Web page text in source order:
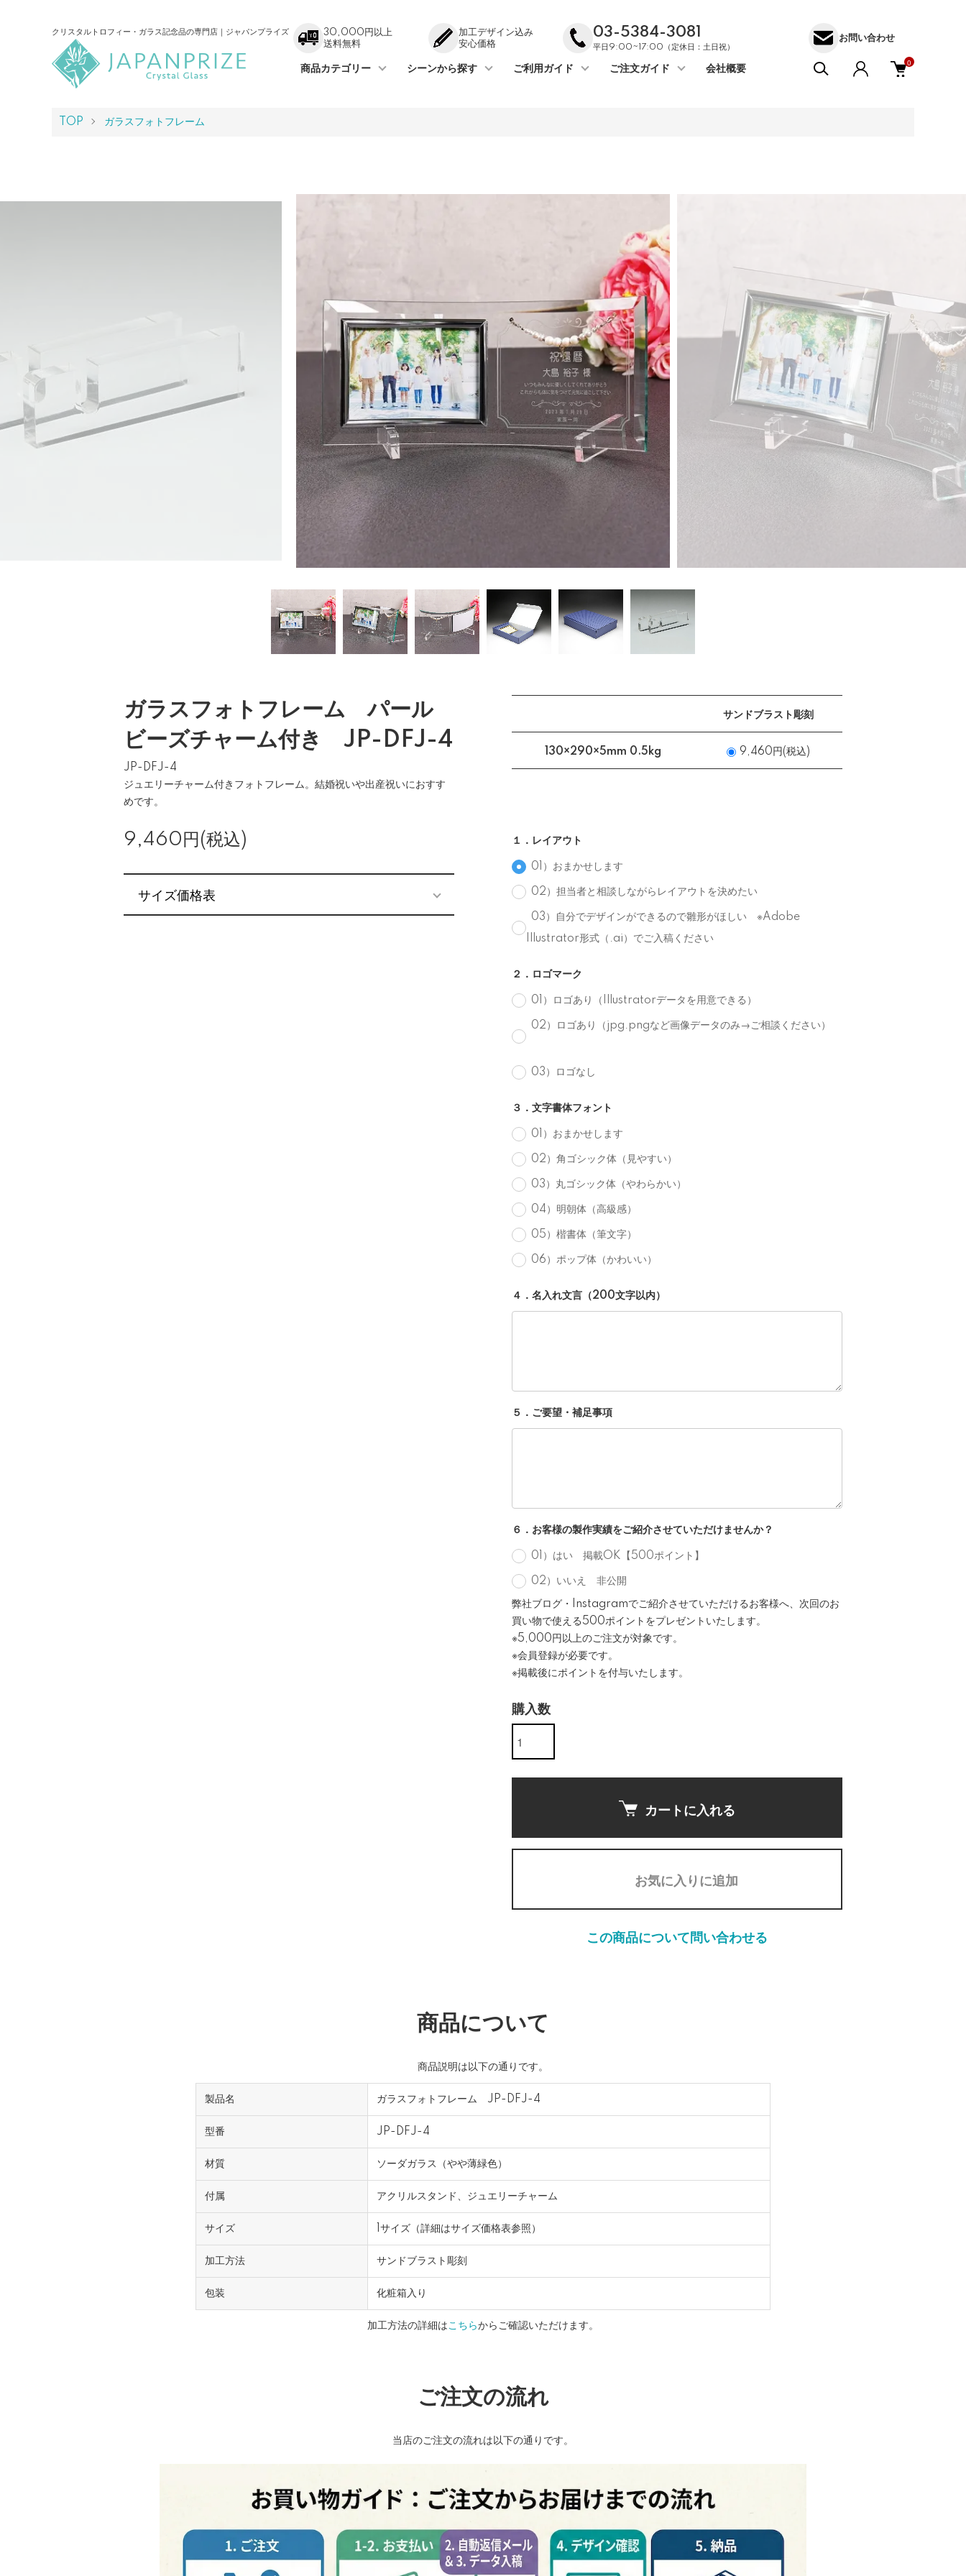
クリスタルトロフィー・ガラス記念品の専門店｜ジャパンプライズ
30,000円以上
送料無料
加工デザイン込み
安心価格
03-5384-3081
平日9:00~17:00（定休日：土日祝）
お問い合わせ
商品カテゴリー シーンから探す ご利用ガイド ご注文ガイド 会社概要
0
TOP ガラスフォトフレーム
ガラスフォトフレーム パール
ビーズチャーム付き JP-DFJ-4
JP-DFJ-4
ジュエリーチャーム付きフォトフレーム。結婚祝いや出産祝いにおすす
めです。
9,460円(税込)
サイズ価格表
サンドブラスト彫刻
130×290×5mm 0.5kg 9,460円(税込)
１．レイアウト
01）おまかせします
02）担当者と相談しながらレイアウトを決めたい
03）自分でデザインができるので雛形がほしい ※Adobe
Illustrator形式（.ai）でご入稿ください
２．ロゴマーク
01）ロゴあり（Illustratorデータを用意できる）
02）ロゴあり（jpg.pngなど画像データのみ→ご相談ください）
03）ロゴなし
３．文字書体フォント
01）おまかせします
02）角ゴシック体（見やすい）
03）丸ゴシック体（やわらかい）
04）明朝体（高級感）
05）楷書体（筆文字）
06）ポップ体（かわいい）
４．名入れ文言（200文字以内）
５．ご要望・補足事項
６．お客様の製作実績をご紹介させていただけませんか？
01）はい 掲載OK【500ポイント】
02）いいえ 非公開
弊社ブログ・Instagramでご紹介させていただけるお客様へ、次回のお
買い物で使える500ポイントをプレゼントいたします。
※5,000円以上のご注文が対象です。
※会員登録が必要です。
※掲載後にポイントを付与いたします。
購入数
カートに入れる
お気に入りに追加
この商品について問い合わせる
商品について
商品説明は以下の通りです。
製品名 ガラスフォトフレーム JP-DFJ-4
型番 JP-DFJ-4
材質 ソーダガラス（やや薄緑色）
付属 アクリルスタンド、ジュエリーチャーム
サイズ 1サイズ（詳細はサイズ価格表参照）
加工方法 サンドブラスト彫刻
包装 化粧箱入り
加工方法の詳細はこちらからご確認いただけます。
ご注文の流れ
当店のご注文の流れは以下の通りです。